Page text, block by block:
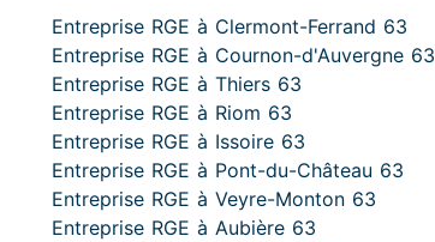
Entreprise RGE à Clermont-Ferrand 63
Entreprise RGE à Cournon-d'Auvergne 63
Entreprise RGE à Thiers 63
Entreprise RGE à Riom 63
Entreprise RGE à Issoire 63
Entreprise RGE à Pont-du-Château 63
Entreprise RGE à Veyre-Monton 63
Entreprise RGE à Aubière 63